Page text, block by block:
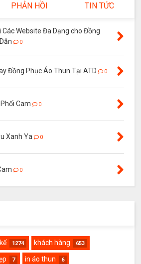
PHẢN HỒI TIN TỨC
Các Website Đa Dạng cho Đồng
0
Đồng Phục Áo Thun Tại ATD 0
Cam 0
Xanh Ya 0
0
1274 khách hàng 653
7 in áo thun 6